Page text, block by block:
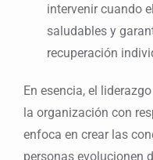
intervenir cuando
saludables y
recuperación
En esencia, el
la organización con
enfoca en crear las
personas evolucionen